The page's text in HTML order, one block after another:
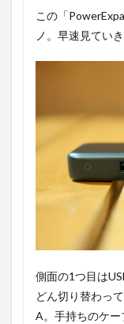
この「
ノ。早速見ていき
側面の1つ目は
どん切り替わっ
A。手持ちのケ